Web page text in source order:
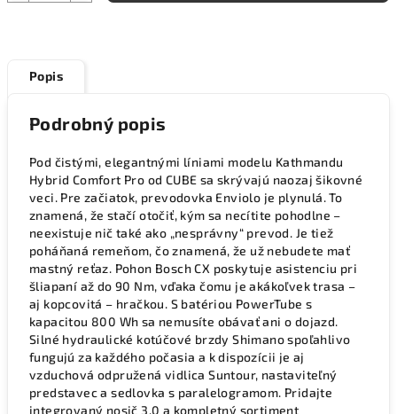
Popis
Podrobný popis
Pod čistými, elegantnými líniami modelu Kathmandu
Hybrid Comfort Pro od CUBE sa skrývajú naozaj šikovné
veci. Pre začiatok, prevodovka Enviolo je plynulá. To
znamená, že stačí otočiť, kým sa necítite pohodlne –
neexistuje nič také ako „nesprávny“ prevod. Je tiež
poháňaná remeňom, čo znamená, že už nebudete mať
mastný reťaz. Pohon Bosch CX poskytuje asistenciu pri
šliapaní až do 90 Nm, vďaka čomu je akákoľvek trasa –
aj kopcovitá – hračkou. S batériou PowerTube s
kapacitou 800 Wh sa nemusíte obávať ani o dojazd.
Silné hydraulické kotúčové brzdy Shimano spoľahlivo
fungujú za každého počasia a k dispozícii je aj
vzduchová odpružená vidlica Suntour, nastaviteľný
predstavec a sedlovka s paralelogramom. Pridajte
integrovaný nosič 3.0 a kompletný sortiment